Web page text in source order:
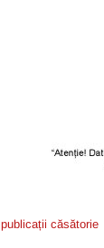
publicații căsătorie